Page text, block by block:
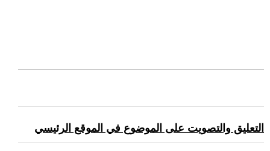
التعليق والتصويت على الموضوع في الموقع الرئيسي